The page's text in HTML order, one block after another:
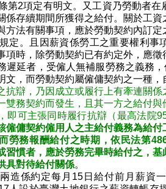
第2項定有明文。又工資乃勞動者在
係存續期間所獲得之給付。關於工
方法有關事項，應於勞動契約內訂
定。且因薪資係勞工之重要權利事
項時，除勞動契約已有約定外，應
遲延者，受僱人無補服勞務之義務
文，而勞動契約屬僱傭契約之一種，
抗辯，乃因成立或履行上有牽連關
雙務契約而發生，且其一方之給付
即可主張同時履行抗辯（最高法院
僱傭契約僱用人之主給付義務為給
勞務報酬給付之時期，依民法第
習慣者，應於勞務完畢時給付之，
具對待給付關係。
兩造係約定每月15日給付前月薪資